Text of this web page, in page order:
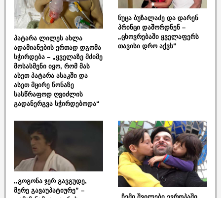
პატარა ლილეს ახლა
ადამიანების ერთად დგომა
სჭირდება – „ყველაზე მძიმე
მოსასმენი იყო, რომ მას
ასეთ პატარა ასაკში და
ასეთ მცირე წონაზე
სასწრაფოდ ღვიძლის
გადანერგვა სჭირდებოდა“
ნუცა ბუზალაძე და დარენ
პრინცი დაშორდნენ –
„ცხოვრებაში ყველაფერს
თავისი დრო აქვს“
,,გოგონა ჯერ გავგუდე,
მერე გავაუპატიურე” –